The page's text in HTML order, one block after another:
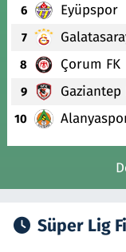
6 Eyüpspor
7
8 Çorum FK
9 Gaziantep
10
Süper Lig